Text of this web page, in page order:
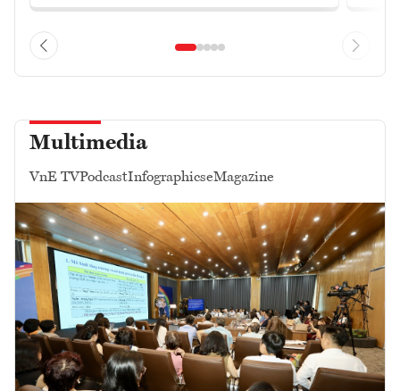
Multimedia
VnE TVPodcastInfographicseMagazine